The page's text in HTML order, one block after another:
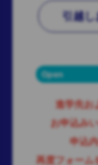
引越